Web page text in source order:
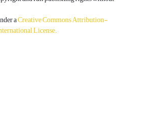
aCreative Commons Attribution-
License.